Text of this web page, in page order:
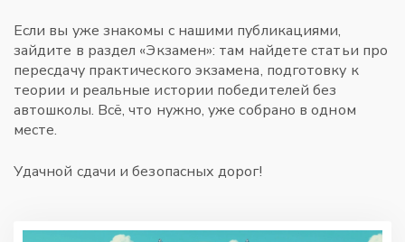
Если вы уже знакомы с нашими публикациями,
зайдите в раздел «Экзамен»: там найдете статьи про
пересдачу практического экзамена, подготовку к
теории и реальные истории победителей без
автошколы. Всё, что нужно, уже собрано в одном
месте.
Удачной сдачи и безопасных дорог!